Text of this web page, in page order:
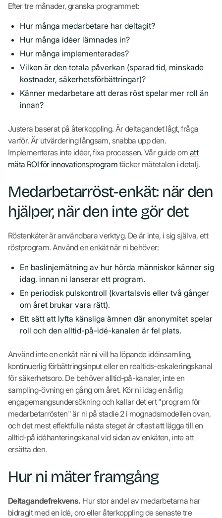
Efter tre månader, granska programmet:
Hur många medarbetare har deltagit?
Hur många idéer lämnades in?
Hur många implementerades?
Vilken är den totala påverkan (sparad tid, minskade
kostnader, säkerhetsförbättringar)?
Känner medarbetare att deras röst spelar mer roll än
innan?
Justera baserat på återkoppling. Är deltagandet lågt, fråga
varför. Är utvärdering långsam, snabba upp den.
Implementeras inte idéer, fixa processen. Vår guide om att
mäta ROI för innovationsprogram täcker mätetalen i detalj.
Medarbetarröst-enkät: när den
hjälper, när den inte gör det
Röstenkäter är användbara verktyg. De är inte, i sig själva, ett
röstprogram. Använd en enkät när ni behöver:
En baslinjemätning av hur hörda människor känner sig
idag, innan ni lanserar ett program.
En periodisk pulskontroll (kvartalsvis eller två gånger
om året brukar vara rätt).
Ett sätt att lyfta känsliga ämnen där anonymitet spelar
roll och den alltid-på-idé-kanalen är fel plats.
Använd inte en enkät när ni vill ha löpande idéinsamling,
kontinuerlig förbättringsinput eller en realtids-eskaleringskanal
för säkerhetsoro. De behöver alltid-på-kanaler, inte en
sampling-övning en gång om året. Kör ni idag en årlig
engagemangsundersökning och kallar det ert "program för
medarbetarrösten" är ni på stadie 2 i mognadsmodellen ovan,
och det mest effektfulla nästa steget är oftast att lägga till en
alltid-på idéhanteringskanal vid sidan av enkäten, inte att
ersätta den.
Hur ni mäter framgång
Deltagandefrekvens. Hur stor andel av medarbetarna har
bidragit med en idé, oro eller återkoppling de senaste tre